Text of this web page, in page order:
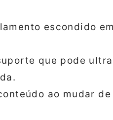
escondido
que pode
ao mudar